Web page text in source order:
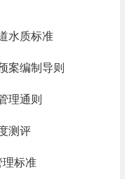
水质标准
案编制导则
理通则
测评
理标准